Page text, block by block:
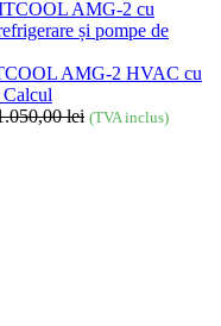
AMG-2 HVAC cu
lei (TVA inclus)